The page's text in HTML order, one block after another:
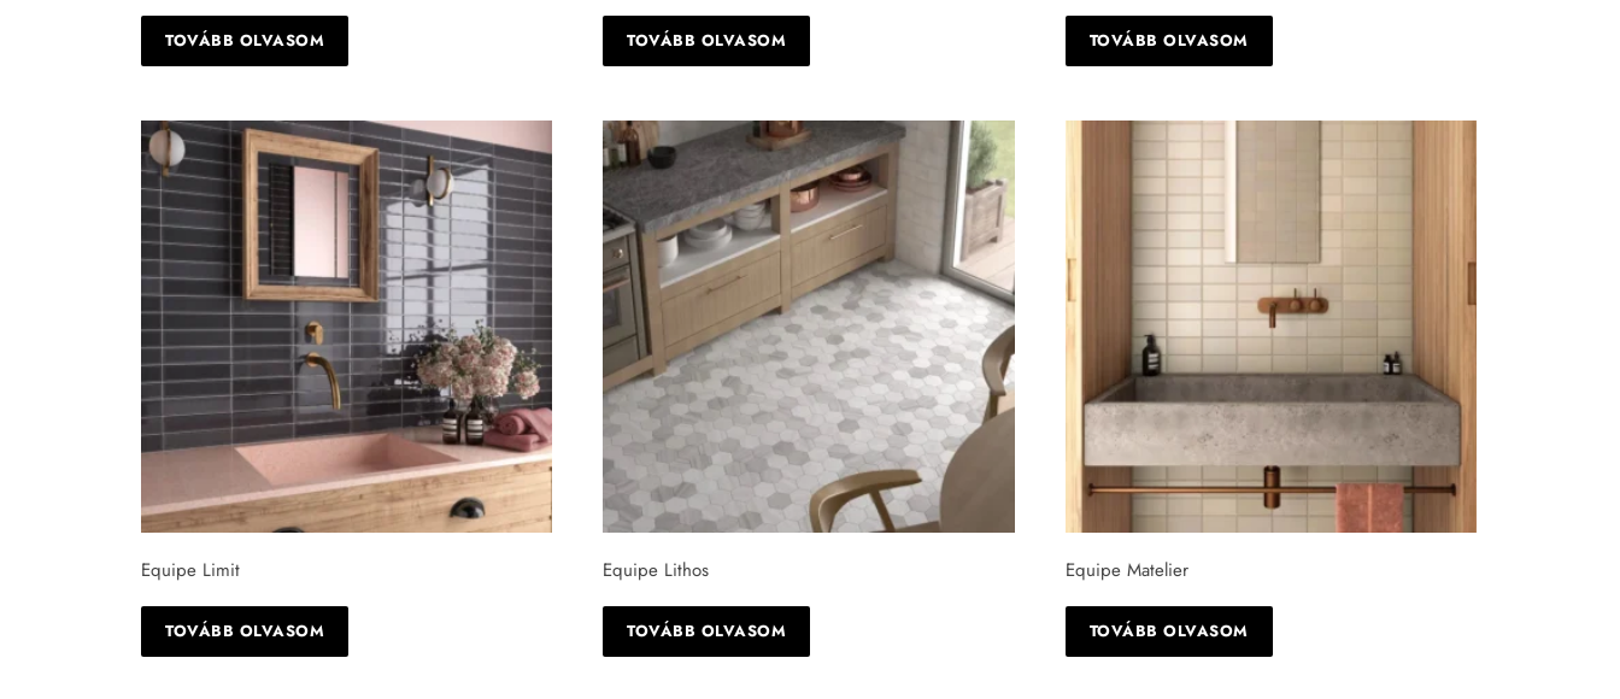
TOVÁBB OLVASOM TOVÁBB OLVASOM TOVÁBB OLVASOM
Equipe Limit
TOVÁBB OLVASOM
Equipe Lithos
TOVÁBB OLVASOM
Equipe Matelier
TOVÁBB OLVASOM